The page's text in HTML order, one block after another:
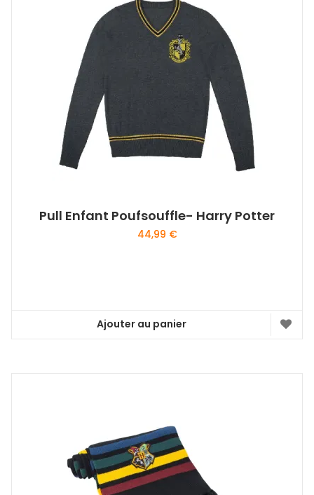
Pull Enfant Poufsouffle- Harry Potter
44,99 €
Ajouter au panier